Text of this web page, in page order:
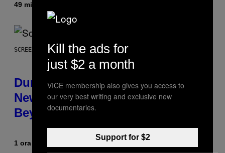
49 minuti fa
SCREENSHOT: WIZARDS OF THE COAST
Dungeons and Dragons – Every
New Tool Announced for D&D
Beyond
1 ora fa
Kill the ads for
just $2 a month
VICE membership also gives you access to
our very best writing and exclusive new
documentaries.
Support for $2